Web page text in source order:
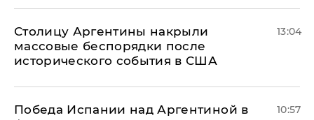
Столицу Аргентины накрыли
массовые беспорядки после
исторического события в США
13:04
Победа Испании над Аргентиной в
10:57